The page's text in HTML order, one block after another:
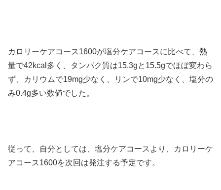
カロリーケアコース1600が塩分ケアコースに比べて、熱
量で42kcal多く、タンパク質は15.3gと15.5gでほぼ変わら
ず、カリウムで19mg少なく、リンで10mg少なく、塩分の
み0.4g多い数値でした。
従って、自分としては、塩分ケアコースより、カロリーケ
アコース1600を次回は発注する予定です。